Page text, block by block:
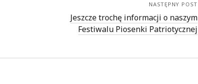
NASTĘPNY POST
Jeszcze trochę informacji o naszym
Festiwalu Piosenki Patriotycznej